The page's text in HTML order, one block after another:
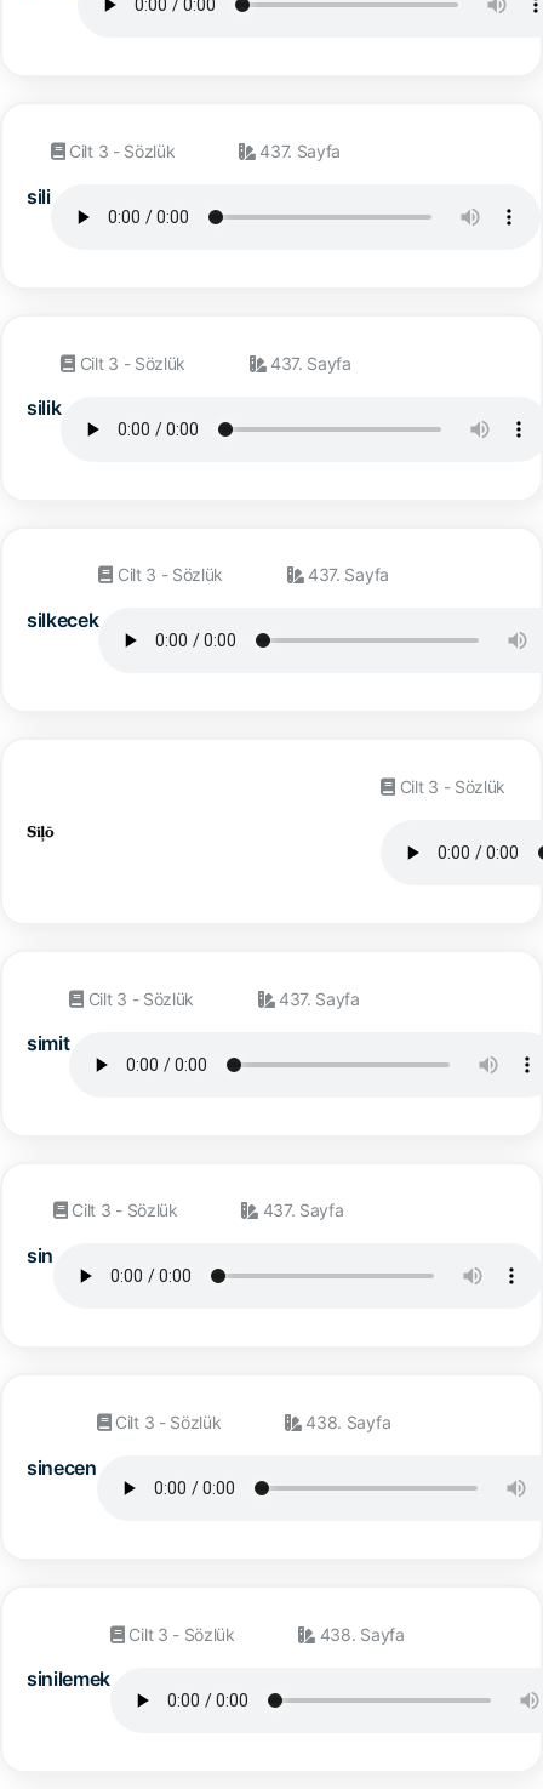
sili
Cilt 3 - Sözlük 437. Sayfa
silik
Cilt 3 - Sözlük 437. Sayfa
silkecek
Cilt 3 - Sözlük 437. Sayfa
Cilt 3 - Sözlük
simit
Cilt 3 - Sözlük 437. Sayfa
sin
Cilt 3 - Sözlük 437. Sayfa
sinecen
Cilt 3 - Sözlük 438. Sayfa
sinilemek
Cilt 3 - Sözlük 438. Sayfa